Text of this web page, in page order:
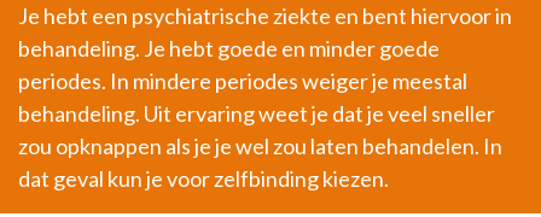
Je hebt een psychiatrische ziekte en bent hiervoor in
behandeling. Je hebt goede en minder goede
periodes. In mindere periodes weiger je meestal
behandeling. Uit ervaring weet je dat je veel sneller
zou opknappen als je je wel zou laten behandelen. In
dat geval kun je voor zelfbinding kiezen.